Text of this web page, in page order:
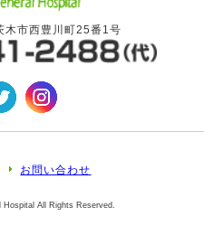
市西豊川町25番1号
お問い合わせ
All Rights Reserved.